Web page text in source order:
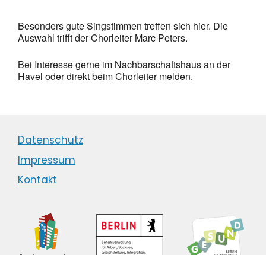
Besonders gute Singstimmen treffen sich hier. Die
Auswahl trifft der Chorleiter Marc Peters.
Bei Interesse gerne im Nachbarschaftshaus an der
Havel oder direkt beim Chorleiter melden.
Datenschutz
Impressum
Kontakt